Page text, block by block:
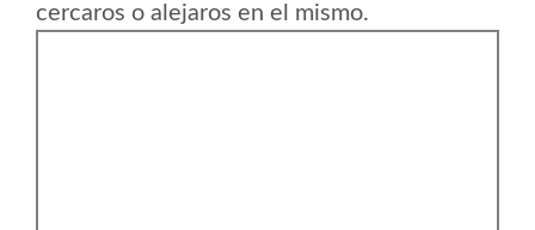
cercaros o alejaros en el mismo.